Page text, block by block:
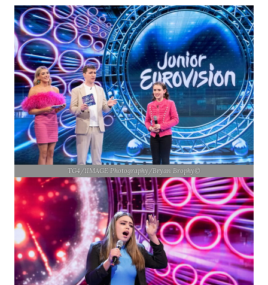
TG4/1IMAGE Photography/Bryan Brophy©